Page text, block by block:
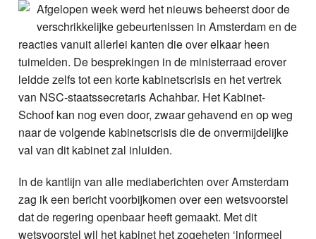
Foto's
Video
Webcam
Info
Afgelopen week werd het nieuws beheerst door de
verschrikkelijke gebeurtenissen in Amsterdam en de
reacties vanuit allerlei kanten die over elkaar heen
tuimelden. De besprekingen in de ministerraad erover
leidde zelfs tot een korte kabinetscrisis en het vertrek
van NSC-staatssecretaris Achahbar. Het Kabinet-
Schoof kan nog even door, zwaar gehavend en op weg
naar de volgende kabinetscrisis die de onvermijdelijke
val van dit kabinet zal inluiden.
In de kantlijn van alle mediaberichten over Amsterdam
zag ik een bericht voorbijkomen over een wetsvoorstel
dat de regering openbaar heeft gemaakt. Met dit
wetsvoorstel wil het kabinet het zogeheten ‘informeel